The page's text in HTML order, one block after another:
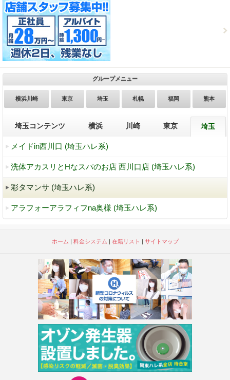
グループメニュー
横浜川崎 東京 埼玉 札幌 福岡 熊本
埼玉コンテンツ 横浜 川崎 東京 埼玉
メイドin西川口 (埼玉ハレ系)
洗体アカスリとHなスパのお店 西川口店 (埼玉ハレ系)
彩タマンサ (埼玉ハレ系)
アラフォーアラフィフna奥様 (埼玉ハレ系)
ホーム 料金システム 在籍リスト サイトマップ